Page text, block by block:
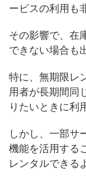
ービスの利用も
その影響で、在
できない場合も
特に、無期限レ
用者が長期間同
りたいときに利
しかし、一部サ
機能を活用する
レンタルできる